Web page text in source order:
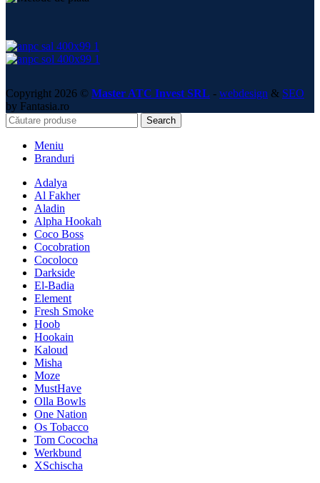
Copyright 2026 © Master ATC Invest SRL - webdesign & SEO
by Fantasia.ro
Search
Meniu
Branduri
Adalya
Al Fakher
Aladin
Alpha Hookah
Coco Boss
Cocobration
Cocoloco
Darkside
El-Badia
Element
Fresh Smoke
Hoob
Hookain
Kaloud
Misha
Moze
MustHave
Olla Bowls
One Nation
Os Tobacco
Tom Cococha
Werkbund
XSchischa